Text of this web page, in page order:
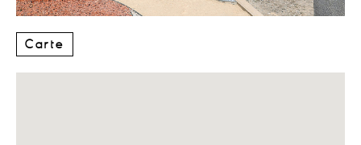
Carte